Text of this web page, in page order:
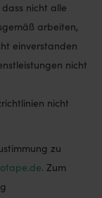
nicht alle
arbeiten,
einverstanden
nicht
nicht
zu
. Zum